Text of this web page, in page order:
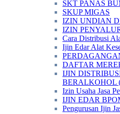
SKT PANAS
SKUP MIGAS
IZIN UNDIAN
IZIN
Cara Distribusi
Ijin Edar Alat
DAFTAR
IJIN
BERALKOHOL
Izin Usaha Jasa
IJIN EDAR
Pengurusan Ijin